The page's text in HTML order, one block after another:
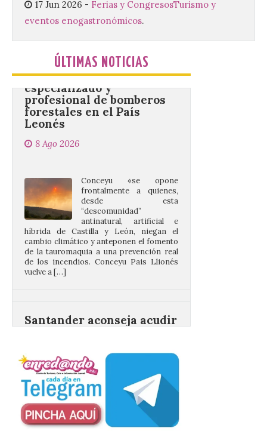
17 Jun 2026 - Ferias y CongresosTurismo y
eventos enogastronómicos.
ÚLTIMAS NOTICIAS
un contingente
especializado y
profesional de bomberos
forestales en el País
Leonés
8 Ago 2026
“descomunidad”
antinatural, artificial e
híbrida de Castilla y León, niegan el
cambio climático y anteponen el fomento
de la tauromaquia a una prevención real
de los incendios. Conceyu Pais Llionés
vuelve a […]
público y evitar el
vehículo privado para el
8 Ago 2026
El TUS cuenta con líneas
que llegan a la zona en
puntos como el faro de
Cabo Mayor, Cueto,